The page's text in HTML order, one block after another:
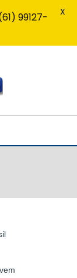
99127-
X